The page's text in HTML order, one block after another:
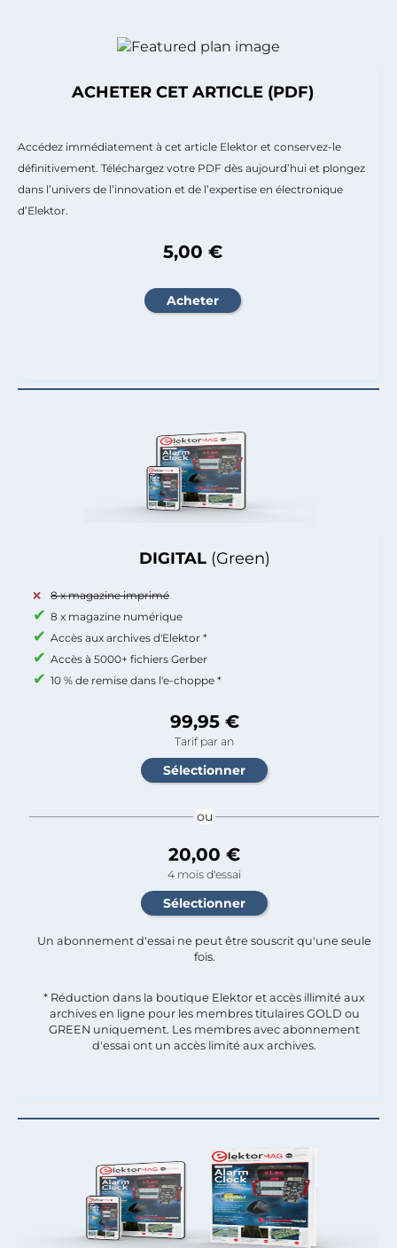
DIGITAL (Green)
8 x magazine imprimé
8 x magazine numérique
Accès aux archives d'Elektor *
Accès à 5000+ fichiers Gerber
10 % de remise dans l'e-choppe *
99,95 €
Tarif par an
ou
20,00 €
4 mois d'essai
Un abonnement d'essai ne peut être souscrit qu'une seule
fois.​
* Réduction dans la boutique Elektor et accès illimité aux
archives en ligne pour les membres titulaires GOLD ou
GREEN uniquement. Les membres avec abonnement
d'essai ont un accès limité aux archives.
ACHETER CET ARTICLE (PDF)
Accédez immédiatement à cet article Elektor et conservez-le
définitivement. Téléchargez votre PDF dès aujourd’hui et plongez
dans l’univers de l’innovation et de l’expertise en électronique
d’Elektor.
5,00 €